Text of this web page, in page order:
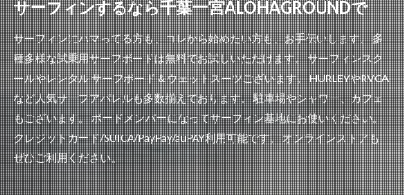
サーフィンするなら千葉一宮ALOHAGROUNDで
サーフィンにハマってる方も、コレから始めたい方も、お手伝いします。 多
種多様な試乗用サーフボードは無料でお試しいただけます。 サーフィンスク
ールやレンタル サーフボード＆ウェットスーツございます。 HURLEYやRVCA
など人気サーフアパレルも多数揃えております。 駐車場やシャワー、カフェ
もございます。 ボードメンバーになってサーフィン基地にお使いください。
クレジットカード/SUICA/PayPay/auPAY利用可能です。 オンラインストアも
ぜひご利用ください。